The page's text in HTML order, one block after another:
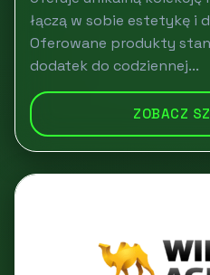
łączą w sobie estetykę i
Oferowane produkty
dodatek do codziennej...
ZOBACZ